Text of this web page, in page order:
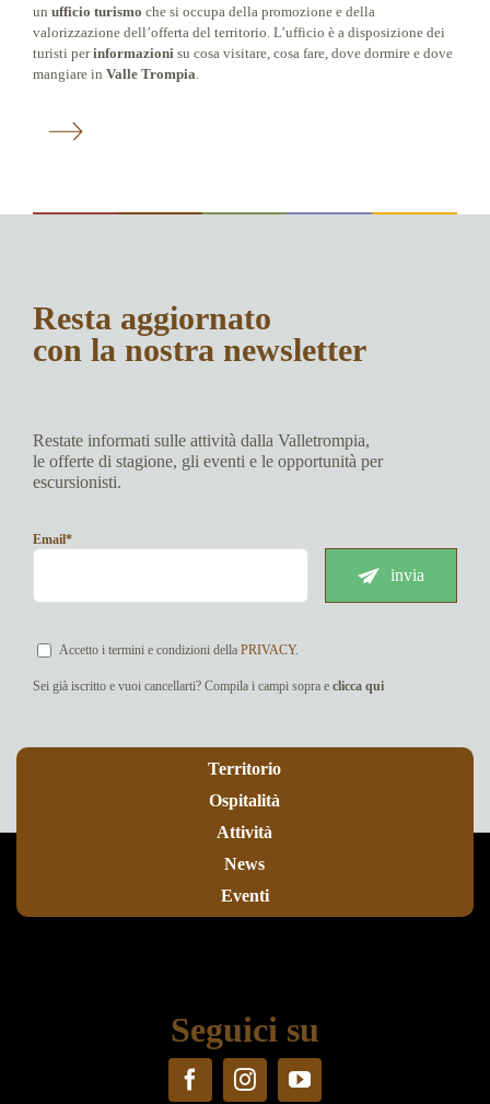
un ufficio turismo che si occupa della promozione e della
valorizzazione dell’offerta del territorio. L’ufficio è a disposizione dei
turisti perinformazionisu cosa visitare, cosa fare, dove dormire e dove
mangiare in Valle Trompia.
Resta aggiornato
con la nostra newsletter
Restate informati sulle attività dalla Valletrompia,
le offerte di stagione, gli eventi e le opportunità per
escursionisti.
Email*
invia
Accetto i termini e condizioni della PRIVACY.
Sei già iscritto e vuoi cancellarti? Compila i campi sopra e clicca qui
Territorio
Ospitalità
Attività
News
Eventi
Seguici su